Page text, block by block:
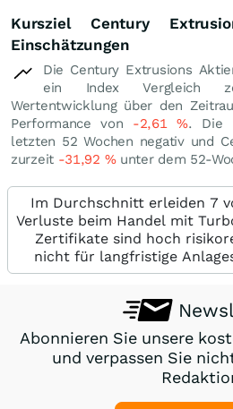
Kursziel Century
Einschätzungen
Die Century Extrusions
ein Index Vergleich
Wertentwicklung über den
Performance von -2,61%. Die
letzten 52 Wochen negativ und
zurzeit -31,92 %unter dem 52-
Im Durchschnitt erleiden 7
Verluste beim Handel mit
Zertifikate sind hoch
nicht für langfristige
Abonnieren Sie unsere
und verpassen Sie